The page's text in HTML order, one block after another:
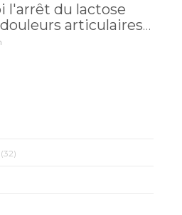
l'arrêt du lactose
articulaires
(32)